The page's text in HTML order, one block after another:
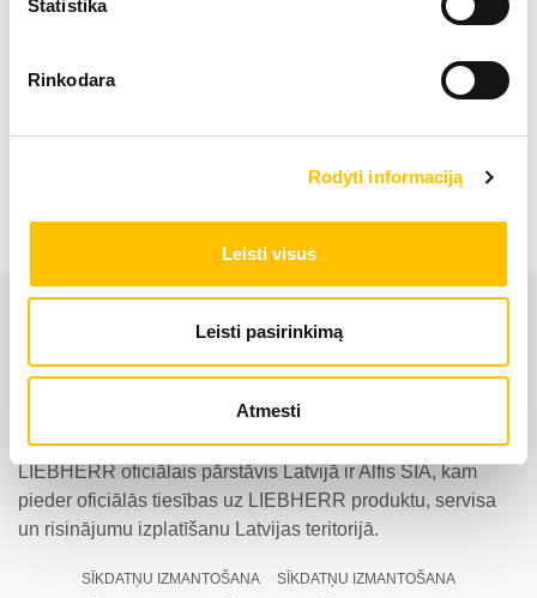
Statistika
Rinkodara
Rodyti informaciją
Leisti visus
Leisti pasirinkimą
Atmesti
LIEBHERR oficiālais pārstāvis Latvijā ir Alfis SIA, kam
pieder oficiālās tiesības uz LIEBHERR produktu, servisa
un risinājumu izplatīšanu Latvijas teritorijā.
SĪKDATŅU IZMANTOŠANA
SĪKDATŅU IZMANTOŠANA